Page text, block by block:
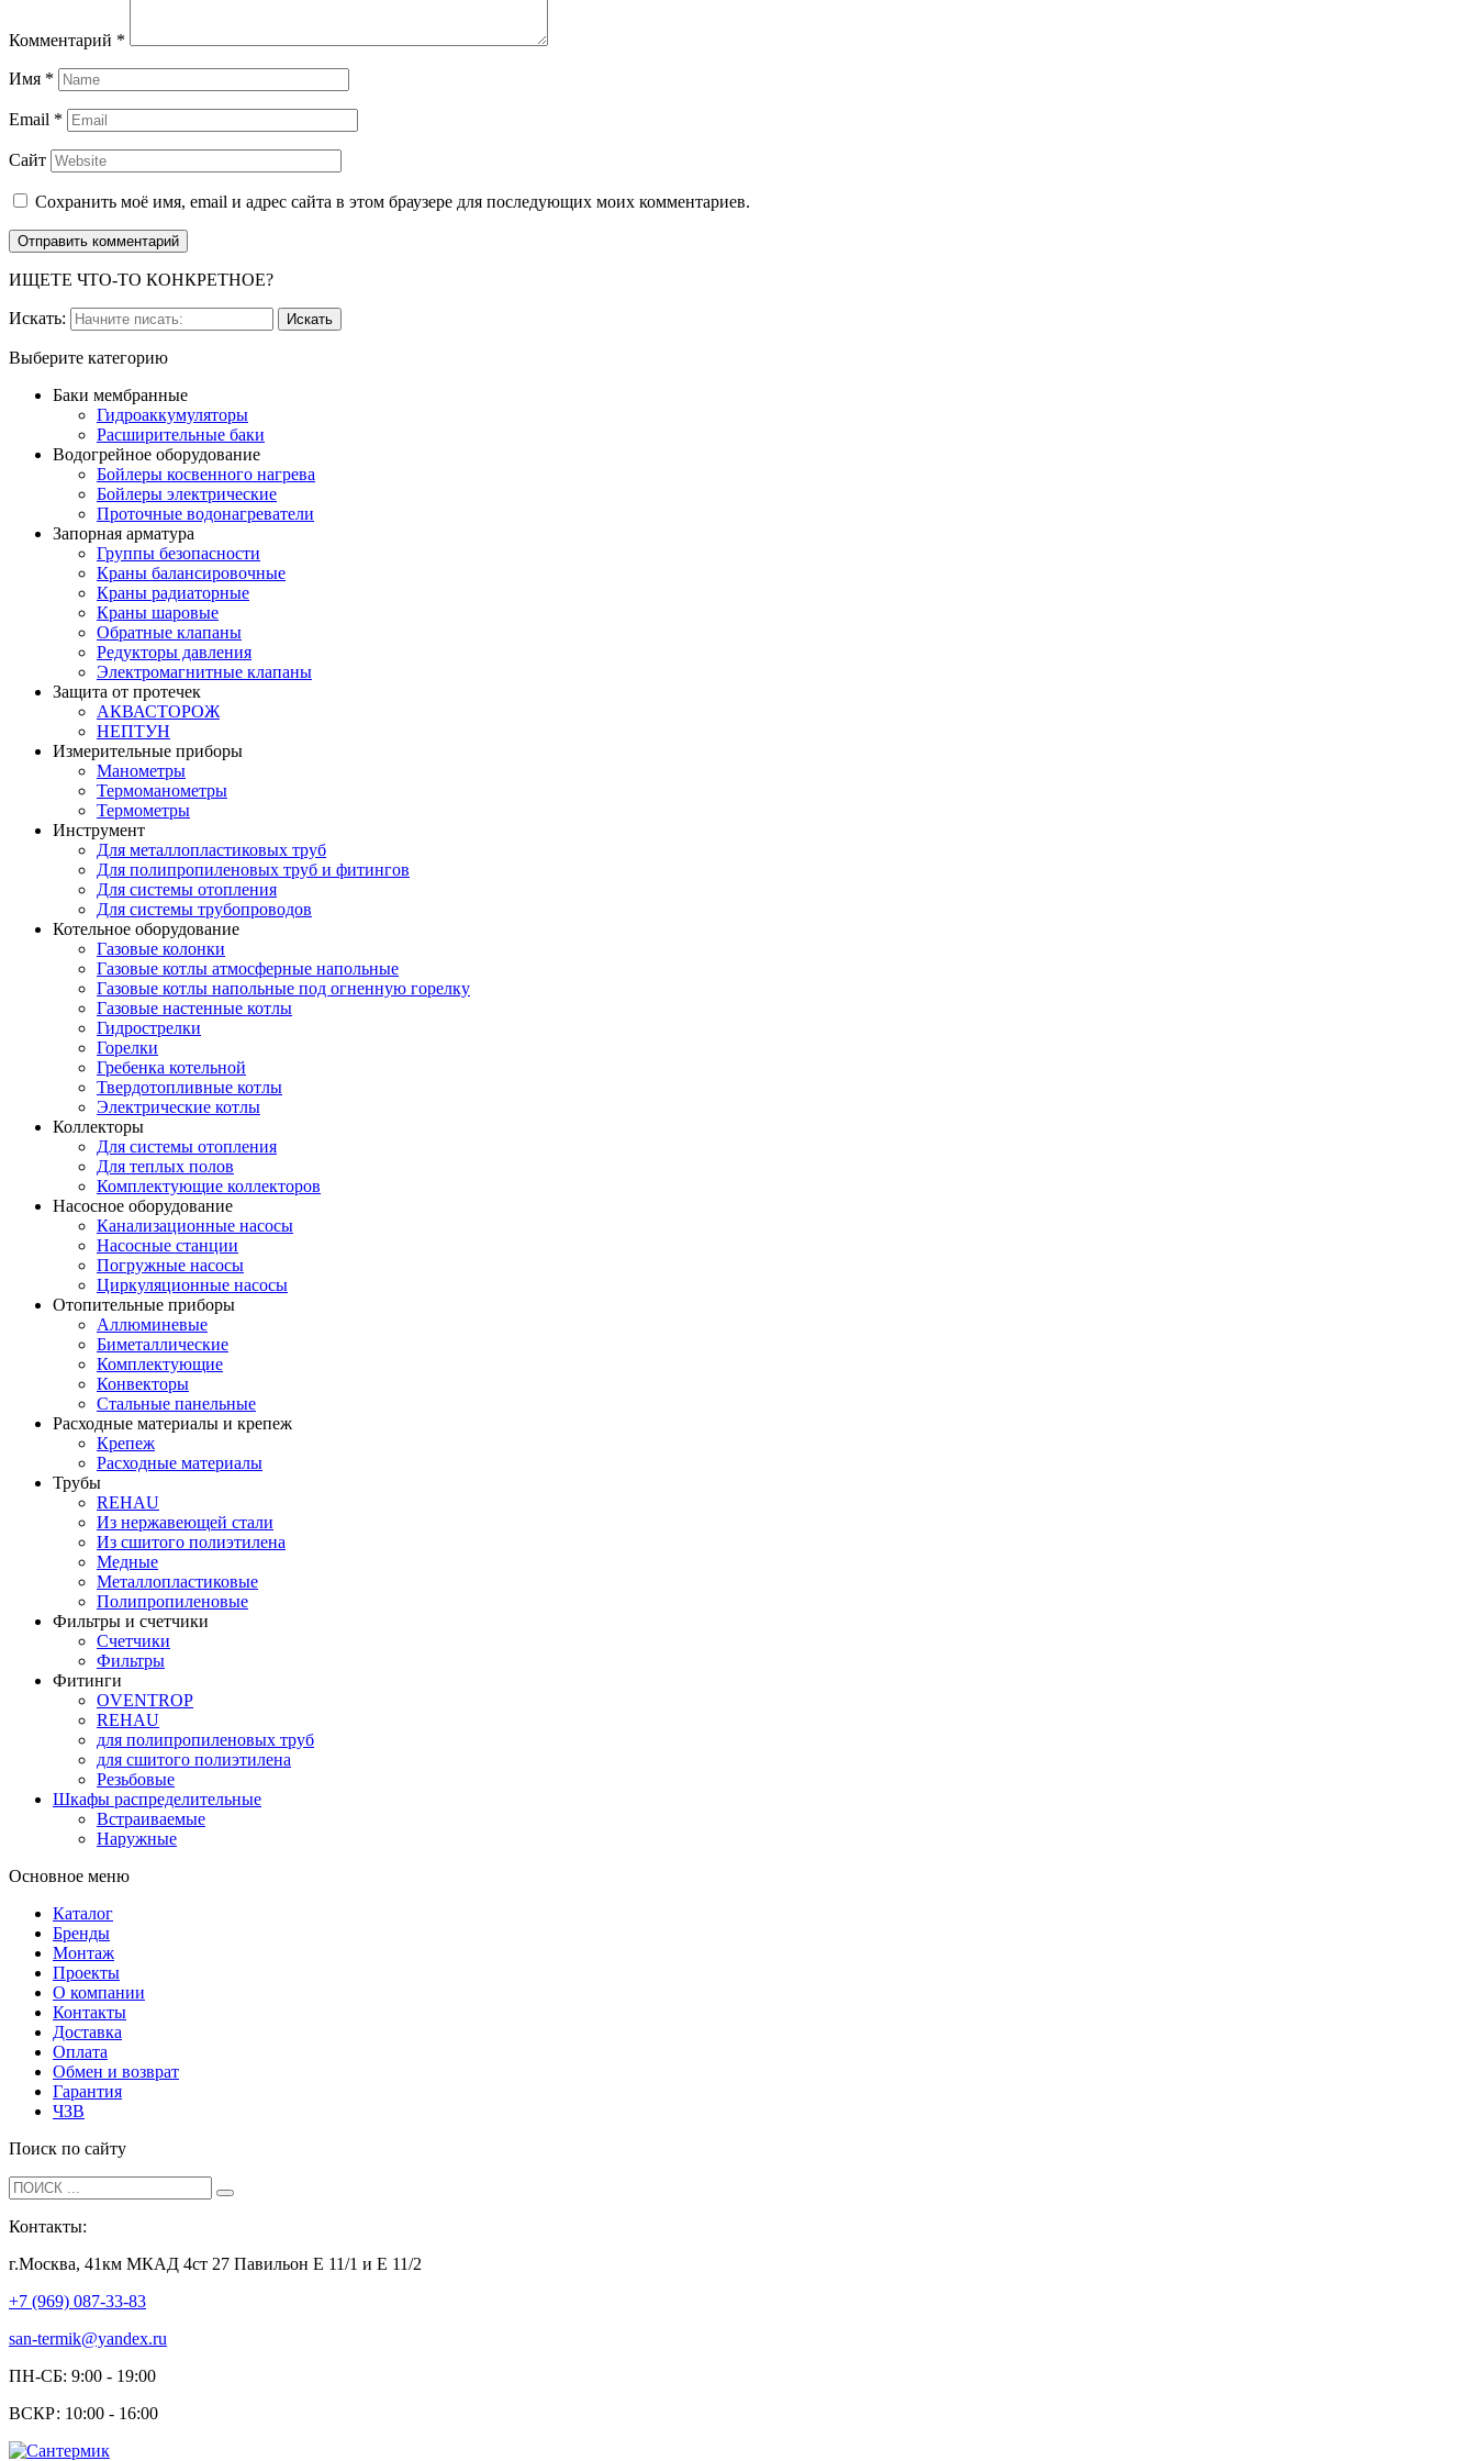
Комментарий *
Имя *
Email *
Сайт
Сохранить моё имя, email и адрес сайта в этом браузере для последующих моих комментариев.
ИЩЕТЕ ЧТО-ТО КОНКРЕТНОЕ?
Искать:
Выберите категорию
Баки мембранные
Гидроаккумуляторы
Расширительные баки
Водогрейное оборудование
Бойлеры косвенного нагрева
Бойлеры электрические
Проточные водонагреватели
Запорная арматура
Группы безопасности
Краны балансировочные
Краны радиаторные
Краны шаровые
Обратные клапаны
Редукторы давления
Электромагнитные клапаны
Защита от протечек
АКВАСТОРОЖ
НЕПТУН
Измерительные приборы
Манометры
Термоманометры
Термометры
Инструмент
Для металлопластиковых труб
Для полипропиленовых труб и фитингов
Для системы отопления
Для системы трубопроводов
Котельное оборудование
Газовые колонки
Газовые котлы атмосферные напольные
Газовые котлы напольные под огненную горелку
Газовые настенные котлы
Гидрострелки
Горелки
Гребенка котельной
Твердотопливные котлы
Электрические котлы
Коллекторы
Для системы отопления
Для теплых полов
Комплектующие коллекторов
Насосное оборудование
Канализационные насосы
Насосные станции
Погружные насосы
Циркуляционные насосы
Отопительные приборы
Аллюминевые
Биметаллические
Комплектующие
Конвекторы
Стальные панельные
Расходные материалы и крепеж
Крепеж
Расходные материалы
Трубы
REHAU
Из нержавеющей стали
Из сшитого полиэтилена
Медные
Металлопластиковые
Полипропиленовые
Фильтры и счетчики
Счетчики
Фильтры
Фитинги
OVENTROP
REHAU
для полипропиленовых труб
для сшитого полиэтилена
Резьбовые
Шкафы распределительные
Встраиваемые
Наружные
Основное меню
Каталог
Бренды
Монтаж
Проекты
О компании
Контакты
Доставка
Оплата
Обмен и возврат
Гарантия
ЧЗВ
Поиск по сайту
Контакты:
г.Москва, 41км МКАД 4ст 27 Павильон Е 11/1 и Е 11/2
+7 (969) 087-33-83
san-termik@yandex.ru
ПН-СБ: 9:00 - 19:00
ВСКР: 10:00 - 16:00